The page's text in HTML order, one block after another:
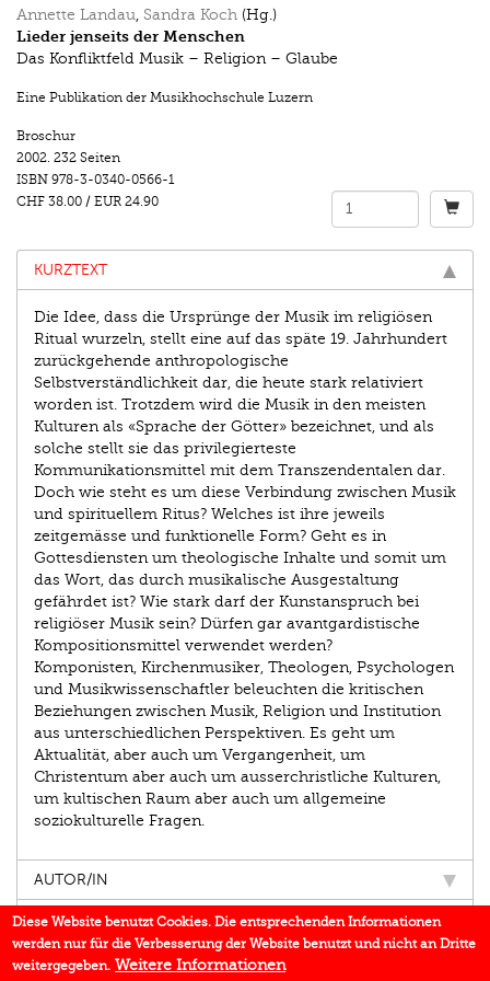
Annette Landau Sandra Koch (Hg.)
Lieder jenseits der Menschen
Das Konfliktfeld Musik – Religion – Glaube
Eine Publikation der Musikhochschule Luzern
Broschur
2002. 232 Seiten
ISBN 978-3-0340-0566-1
CHF 38.00 / EUR 24.90
KURZTEXT
Die Idee, dass die Ursprünge der Musik im religiösen
Ritual wurzeln, stellt eine auf das späte 19. Jahrhundert
zurückgehende anthropologische
Selbstverständlichkeit dar, die heute stark relativiert
worden ist. Trotzdem wird die Musik in den meisten
Kulturen als «Sprache der Götter» bezeichnet, und als
solche stellt sie das privilegierteste
Kommunikationsmittel mit dem Transzendentalen dar.
Doch wie steht es um diese Verbindung zwischen Musik
und spirituellem Ritus? Welches ist ihre jeweils
zeitgemässe und funktionelle Form? Geht es in
Gottesdiensten um theologische Inhalte und somit um
das Wort, das durch musikalische Ausgestaltung
gefährdet ist? Wie stark darf der Kunstanspruch bei
religiöser Musik sein? Dürfen gar avantgardistische
Kompositionsmittel verwendet werden?
Komponisten, Kirchenmusiker, Theologen, Psychologen
und Musikwissenschaftler beleuchten die kritischen
Beziehungen zwischen Musik, Religion und Institution
aus unterschiedlichen Perspektiven. Es geht um
Aktualität, aber auch um Vergangenheit, um
Christentum aber auch um ausserchristliche Kulturen,
um kultischen Raum aber auch um allgemeine
soziokulturelle Fragen.
AUTOR/IN
EINBLICK
IN DEN MEDIEN
Diese Website benutzt Cookies. Die entsprechenden Informationen
werden nur für die Verbesserung der Website benutzt und nicht an Dritte
weitergegeben. Weitere Informationen